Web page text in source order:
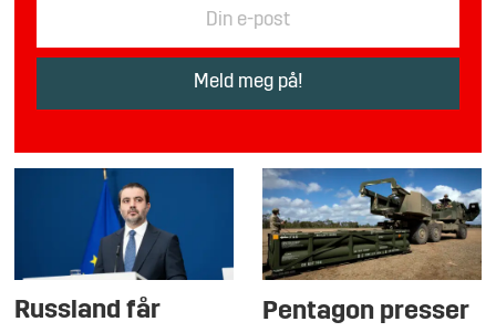
Russland får
Pentagon presser